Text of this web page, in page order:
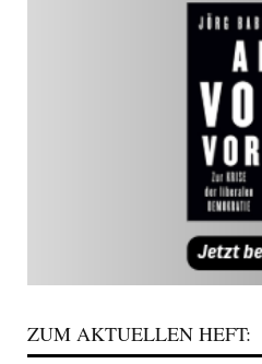
ZUM AKTUELLEN HEFT: